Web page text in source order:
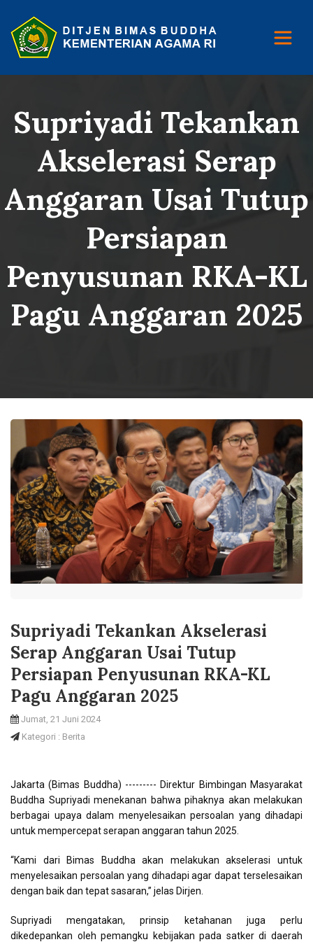
Supriyadi Tekankan
Akselerasi Serap
Anggaran Usai Tutup
Persiapan
Penyusunan RKA-KL
Pagu Anggaran 2025
Supriyadi Tekankan Akselerasi
Serap Anggaran Usai Tutup
Persiapan Penyusunan RKA-KL
Pagu Anggaran 2025
Jumat, 21 Juni 2024
Kategori : Berita
Jakarta (Bimas Buddha) --------- Direktur Bimbingan Masyarakat
Buddha Supriyadi menekanan bahwa pihaknya akan melakukan
berbagai upaya dalam menyelesaikan persoalan yang dihadapi
untuk mempercepat serapan anggaran tahun 2025.
“Kami dari Bimas Buddha akan melakukan akselerasi untuk
menyelesaikan persoalan yang dihadapi agar dapat terselesaikan
dengan baik dan tepat sasaran,” jelas Dirjen.
Supriyadi mengatakan, prinsip ketahanan juga perlu
dikedepankan oleh pemangku kebijakan pada satker di daerah